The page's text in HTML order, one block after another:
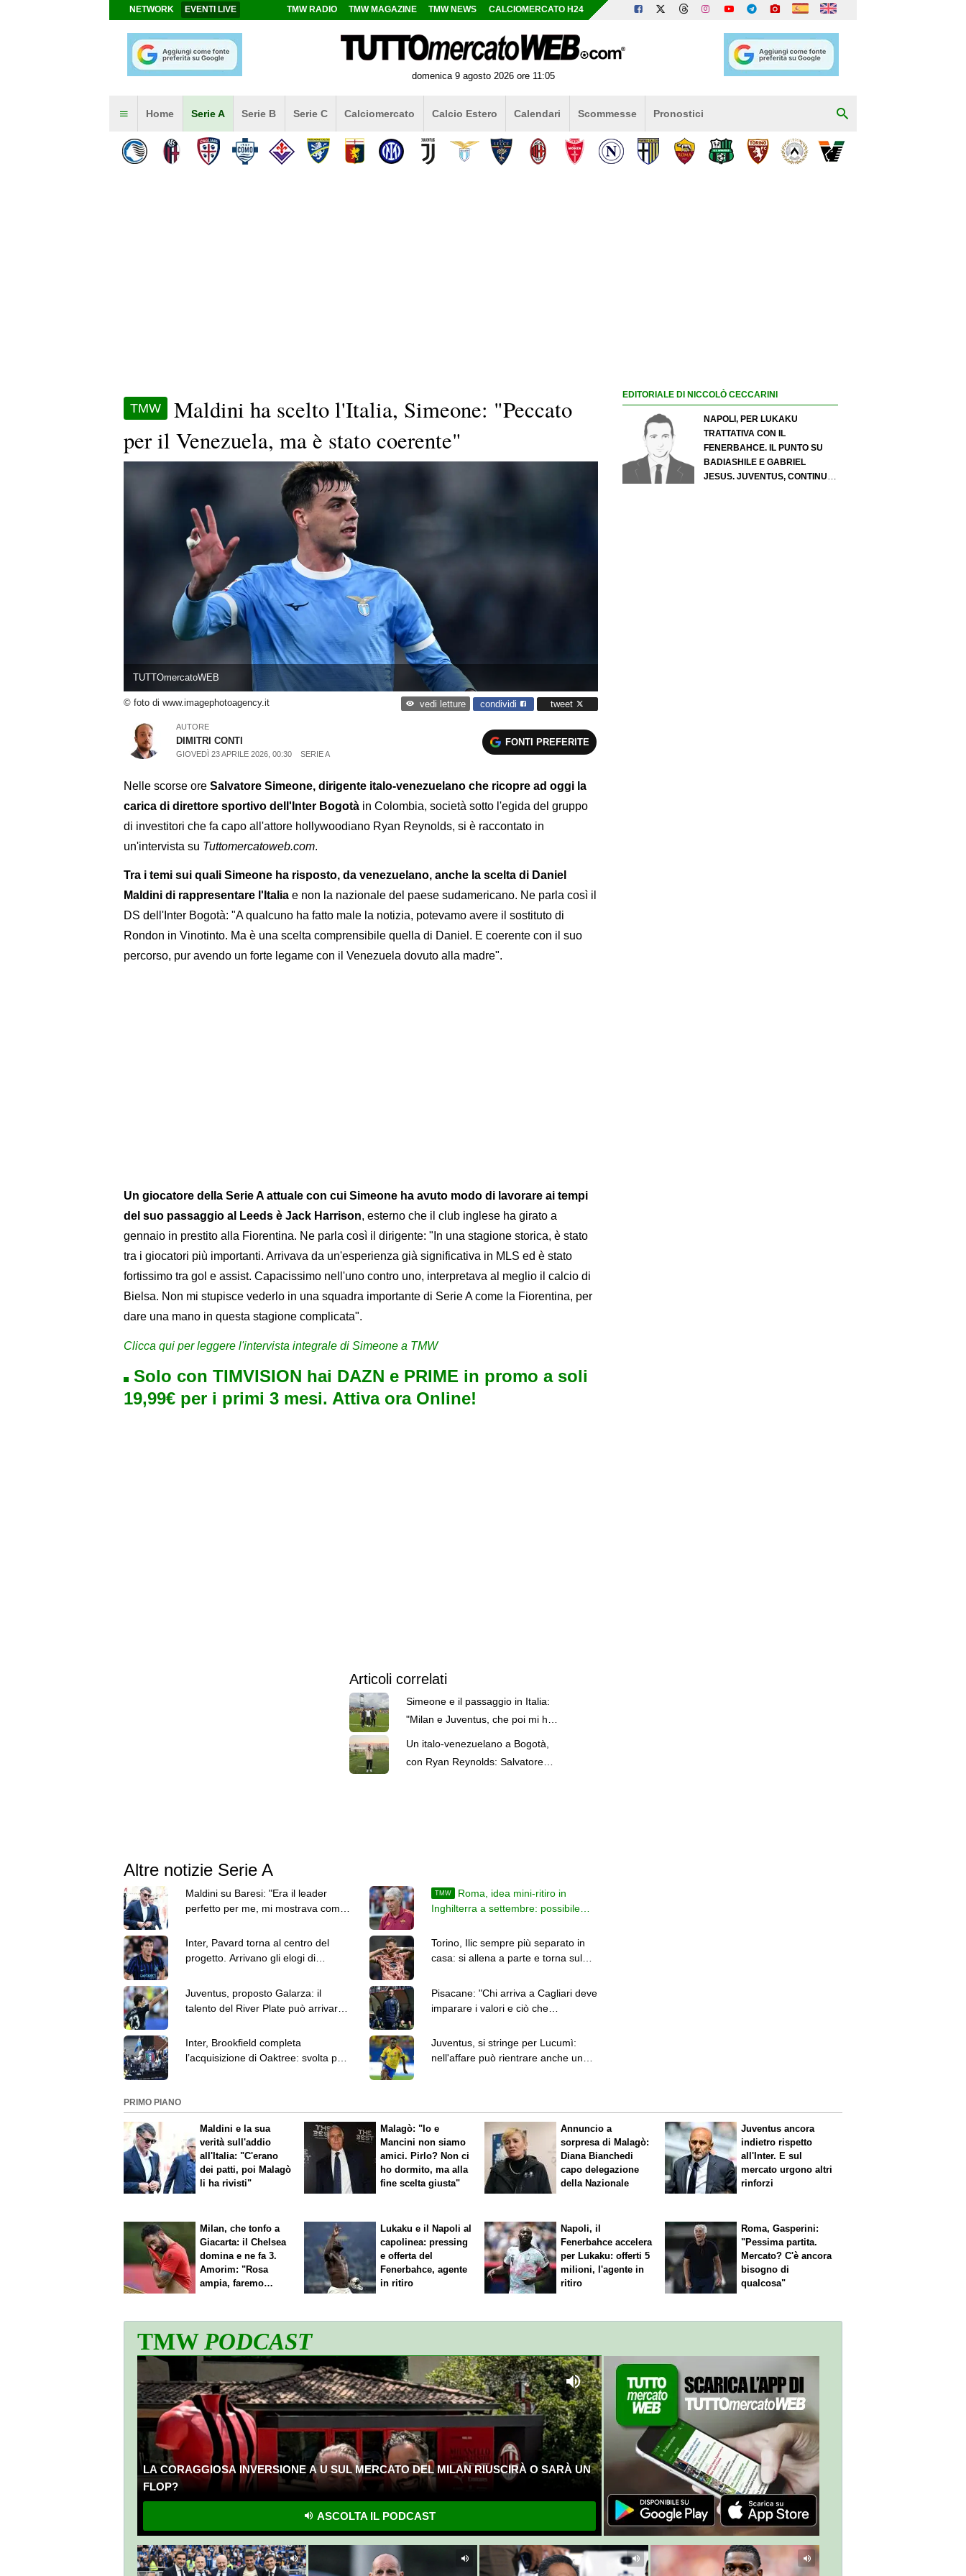
NETWORK EVENTI LIVE TMW RADIO TMW MAGAZINE TMW NEWS CALCIOMERCATO H24
domenica 9 agosto 2026 ore 11:05
Home Serie A Serie B Serie C Calciomercato Calcio Estero Calendari Scommesse Pronostici
TMW
Maldini ha scelto l'Italia, Simeone: "Peccato
per il Venezuela, ma è stato coerente"
TUTTOmercatoWEB
© foto di www.imagephotoagency.it vedi letture condividi tweet
AUTORE
DIMITRI CONTI
GIOVEDÌ 23 APRILE 2026, 00:30 SERIE A
FONTI PREFERITE
Nelle scorse ore Salvatore Simeone, dirigente italo-venezuelano che ricopre ad oggi la
carica di direttore sportivo dell'Inter Bogotà in Colombia, società sotto l'egida del gruppo
di investitori che fa capo all'attore hollywoodiano Ryan Reynolds, si è raccontato in
un'intervista su Tuttomercatoweb.com.
Tra i temi sui quali Simeone ha risposto, da venezuelano, anche la scelta di Daniel
Maldini di rappresentare l'Italia e non la nazionale del paese sudamericano. Ne parla così il
DS dell'Inter Bogotà: "A qualcuno ha fatto male la notizia, potevamo avere il sostituto di
Rondon in Vinotinto. Ma è una scelta comprensibile quella di Daniel. E coerente con il suo
percorso, pur avendo un forte legame con il Venezuela dovuto alla madre".
Un giocatore della Serie A attuale con cui Simeone ha avuto modo di lavorare ai tempi
del suo passaggio al Leeds è Jack Harrison, esterno che il club inglese ha girato a
gennaio in prestito alla Fiorentina. Ne parla così il dirigente: "In una stagione storica, è stato
tra i giocatori più importanti. Arrivava da un'esperienza già significativa in MLS ed è stato
fortissimo tra gol e assist. Capacissimo nell'uno contro uno, interpretava al meglio il calcio di
Bielsa. Non mi stupisce vederlo in una squadra importante di Serie A come la Fiorentina, per
dare una mano in questa stagione complicata".
Clicca qui per leggere l'intervista integrale di Simeone a TMW
Solo con TIMVISION hai DAZN e PRIME in promo a soli
19,99€ per i primi 3 mesi. Attiva ora Online!
Articoli correlati
Simeone e il passaggio in Italia:
"Milan e Juventus, che poi mi ha
Un italo-venezuelano a Bogotà,
con Ryan Reynolds: Salvatore
Altre notizie Serie A
Maldini su Baresi: "Era il leader
perfetto per me, mi mostrava come
TMW
Roma, idea mini-ritiro in
Inghilterra a settembre: possibile
Inter, Pavard torna al centro del
progetto. Arrivano gli elogi di
Torino, Ilic sempre più separato in
casa: si allena a parte e torna sul
Juventus, proposto Galarza: il
talento del River Plate può arrivare
Pisacane: "Chi arriva a Cagliari deve
imparare i valori e ciò che
Inter, Brookfield completa
l’acquisizione di Oaktree: svolta per
Juventus, si stringe per Lucumì:
nell'affare può rientrare anche una
EDITORIALE DI NICCOLÒ CECCARINI
NAPOLI, PER LUKAKU
TRATTATIVA CON IL
FENERBAHCE. IL PUNTO SU
BADIASHILE E GABRIEL
JESUS. JUVENTUS, CONTINUA
PRIMO PIANO
Maldini e la sua
verità sull'addio
all'Italia: "C'erano
dei patti, poi Malagò
li ha rivisti"
Malagò: "Io e
Mancini non siamo
amici. Pirlo? Non ci
ho dormito, ma alla
fine scelta giusta"
Annuncio a
sorpresa di Malagò:
Diana Bianchedi
capo delegazione
della Nazionale
Juventus ancora
indietro rispetto
all'Inter. E sul
mercato urgono altri
rinforzi
Milan, che tonfo a
Giacarta: il Chelsea
domina e ne fa 3.
Amorim: "Rosa
ampia, faremo
Lukaku e il Napoli al
capolinea: pressing
e offerta del
Fenerbahce, agente
in ritiro
Napoli, il
Fenerbahce accelera
per Lukaku: offerti 5
milioni, l'agente in
ritiro
Roma, Gasperini:
"Pessima partita.
Mercato? C'è ancora
bisogno di
qualcosa"
TMWPODCAST
LA CORAGGIOSA INVERSIONE A U SUL MERCATO DEL MILAN RIUSCIRÀ O SARÀ UN
FLOP?
ASCOLTA IL PODCAST